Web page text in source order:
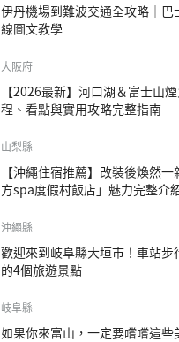
伊丹機場到難波交通全攻略｜巴
線圖文教學
大阪府
【2026最新】河口湖＆富士山
程、看點與實用攻略完整指南
山梨縣
【沖繩住宿推薦】改裝後煥然
方spa度假村飯店」魅力完整介
沖繩縣
歡迎來到岐阜縣大垣市！車站步
的4個旅遊景點
岐阜縣
如果你來富山，一定要嚐嚐這些